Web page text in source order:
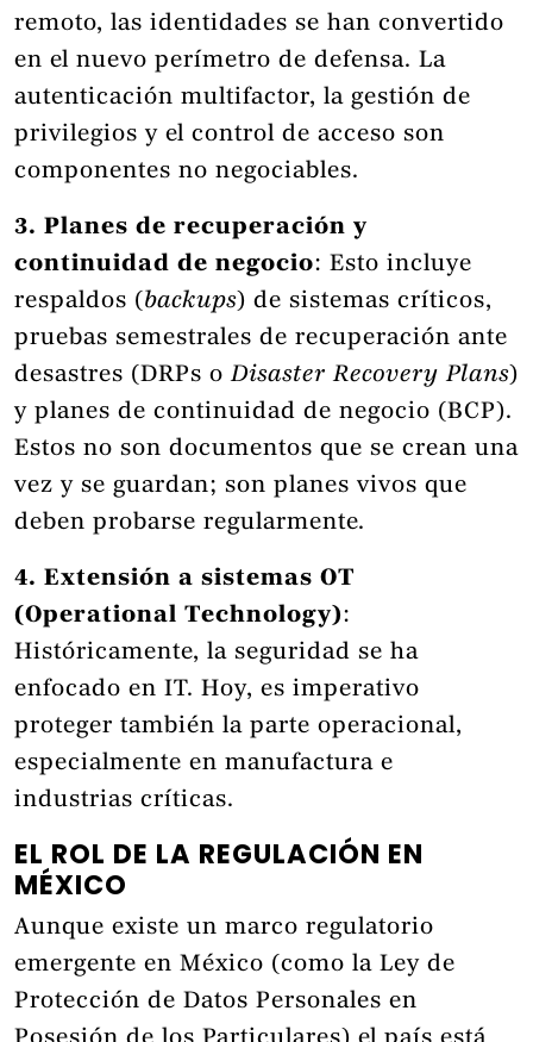
remoto, las identidades se han convertido
en el nuevo perímetro de defensa. La
autenticación multifactor, la gestión de
privilegios y el control de acceso son
componentes no negociables.
3. Planes de recuperación y
continuidad de negocio: Esto incluye
respaldos ( backups) de sistemas críticos,
pruebas semestrales de recuperación ante
desastres (DRPs oDisaster Recovery Plans)
y planes de continuidad de negocio (BCP).
Estos no son documentos que se crean una
vez y se guardan; son planes vivos que
deben probarse regularmente.
4. Extensión a sistemas OT
(Operational Technology):
Históricamente, la seguridad se ha
enfocado en IT. Hoy, es imperativo
proteger también la parte operacional,
especialmente en manufactura e
industrias críticas.
EL ROL DE LA REGULACIÓN EN
MÉXICO
Aunque existe un marco regulatorio
emergente en México (como la Ley de
Protección de Datos Personales en